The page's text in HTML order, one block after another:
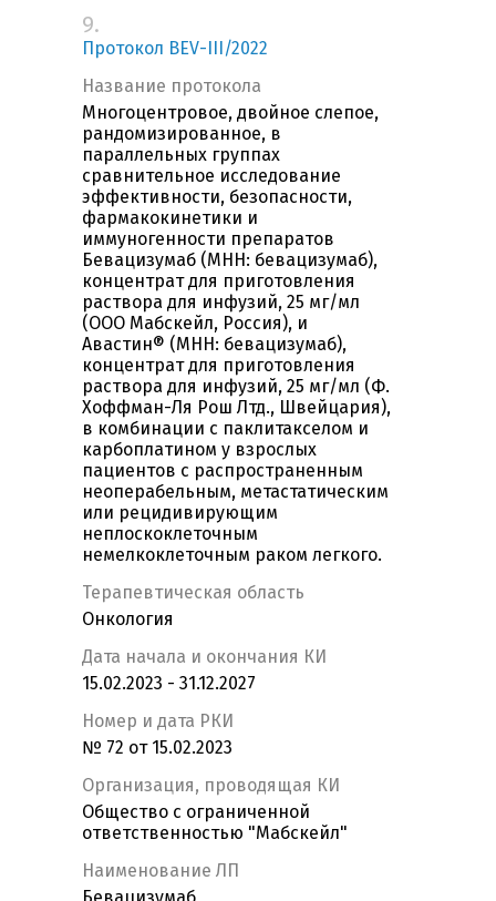
9.
Протокол BEV-III/2022
Название протокола
Многоцентровое, двойное слепое,
рандомизированное, в
параллельных группах
сравнительное исследование
эффективности, безопасности,
фармакокинетики и
иммуногенности препаратов
Бевацизумаб (МНН: бевацизумаб),
концентрат для приготовления
раствора для инфузий, 25 мг/мл
(ООО Мабскейл, Россия), и
Авастин® (МНН: бевацизумаб),
концентрат для приготовления
раствора для инфузий, 25 мг/мл (Ф.
Хоффман-Ля Рош Лтд., Швейцария),
в комбинации с паклитакселом и
карбоплатином у взрослых
пациентов с распространенным
неоперабельным, метастатическим
или рецидивирующим
неплоскоклеточным
немелкоклеточным раком легкого.
Терапевтическая область
Онкология
Дата начала и окончания КИ
15.02.2023 - 31.12.2027
Номер и дата РКИ
№ 72 от 15.02.2023
Организация, проводящая КИ
Общество с ограниченной
ответственностью "Мабскейл"
Наименование ЛП